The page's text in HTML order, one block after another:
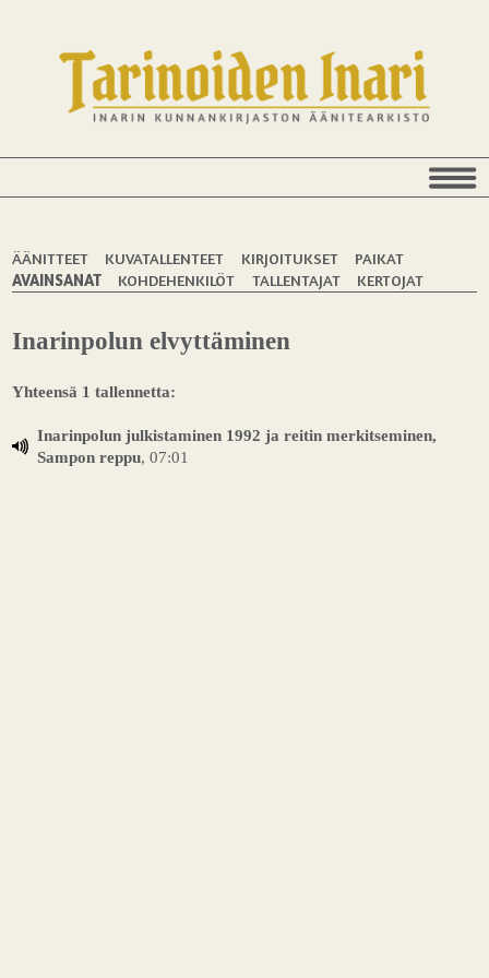
ÄÄNITTEET KUVATALLENTEET KIRJOITUKSET
PAIKAT
AVAINSANAT
KOHDEHENKILÖT TALLENTAJAT KERTOJAT
Inarinpolun elvyttäminen
Yhteensä 1 tallennetta:
Inarinpolun julkistaminen 1992 ja reitin merkitseminen,
Sampon reppu, 07:01